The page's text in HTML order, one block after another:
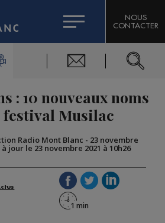
DE L'EXPERT
CITIZEN MACHINERY
DOMAINES SKIABLES
BIGARD
DU MONT-BLANC
NOUS
CONTACTER
: 10 nouveaux noms
festival Musilac
Radio Mont Blanc - 23 novembre
à jour le 23 novembre 2021 à 10h26